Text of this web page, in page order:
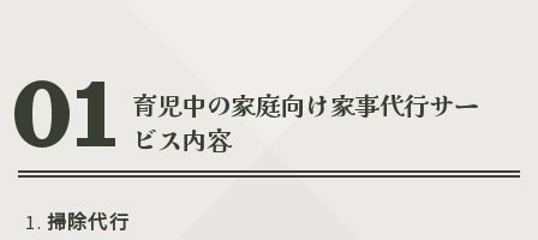
育児中の家庭向け家事代行サー
ビス内容
掃除代行